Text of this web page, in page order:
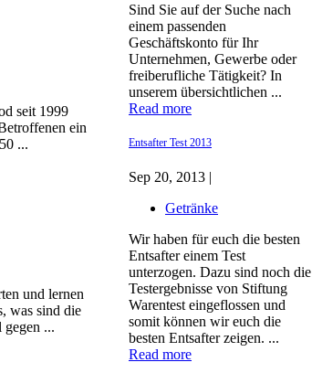
Sind Sie auf der Suche nach
einem passenden
Geschäftskonto für Ihr
Unternehmen, Gewerbe oder
freiberufliche Tätigkeit? In
unserem übersichtlichen ...
Read more
Entsafter Test 2013
Sep 20, 2013 |
Getränke
Wir haben für euch die besten
Entsafter einem Test
unterzogen. Dazu sind noch die
Testergebnisse von Stiftung
Warentest eingeflossen und
somit können wir euch die
besten Entsafter zeigen. ...
Read more
seit 1999
ein
...
und lernen
was sind die
...